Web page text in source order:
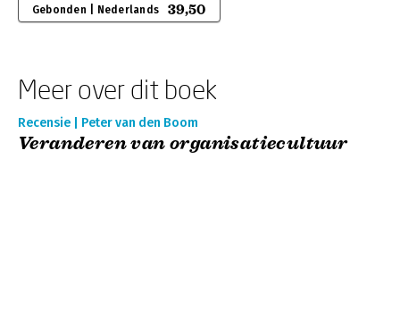
Gebonden | Nederlands 39,50
Meer over dit boek
Recensie | Peter van den Boom
Veranderen van organisatiecultuur